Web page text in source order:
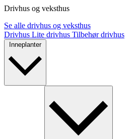
Drivhus og veksthus
Se alle drivhus og veksthus
Drivhus Lite drivhus Tilbehør drivhus
Inneplanter